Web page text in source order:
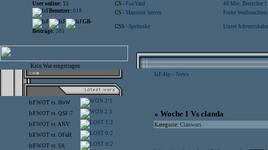
User online: 15 CS - FunYard
40 Mio. Beuscher
Benutzer: 618 CS - Mansion Server
Frohe
GB-
Beiträge: 285
CSS - Spelunke Unser
Kein War eingetragen
IsF.WOT vs. HoW 2:1
IsF.WOT vs. QSF-7 2:1
IsF.WOT vs.ANV 1:2
IsF.WOT vs. OFaH 0:2
IsF.WOT vs. SA 0:2
IsF-Hp > News
» Woche 1 Vs clanda
Kategorie: Clanwars